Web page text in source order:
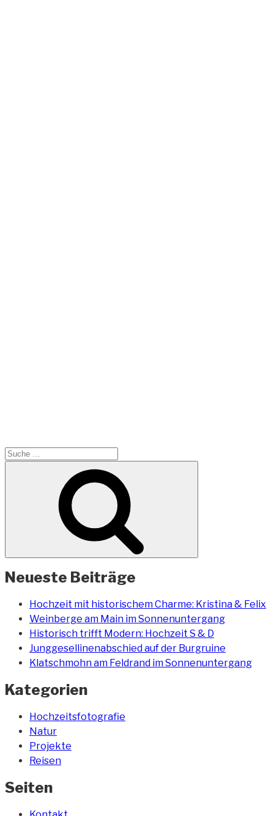
Suche
Neueste Beiträge
Hochzeit mit historischem Charme: Kristina & Felix
Weinberge am Main im Sonnenuntergang
Historisch trifft Modern: Hochzeit S & D
Junggesellinenabschied auf der Burgruine
Klatschmohn am Feldrand im Sonnenuntergang
Kategorien
Hochzeitsfotografie
Natur
Projekte
Reisen
Seiten